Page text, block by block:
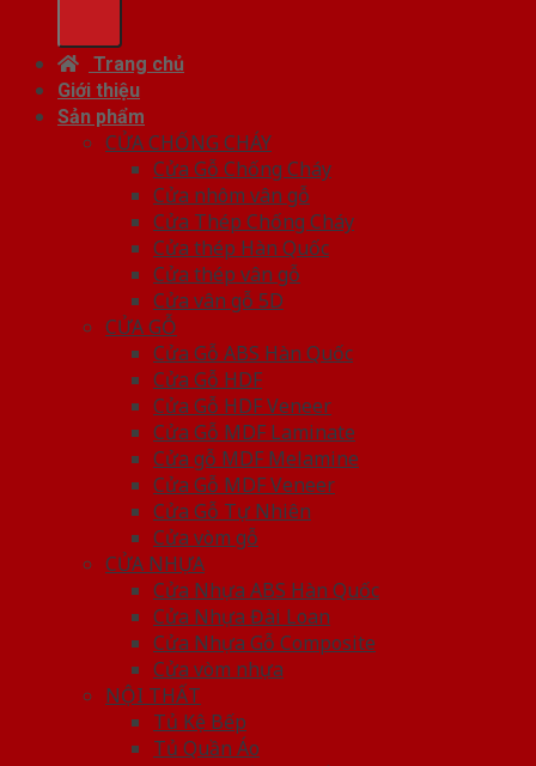
Trang chủ
Giới thiệu
Sản phẩm
CỬA CHỐNG CHÁY
Cửa Gỗ Chống Cháy
Cửa nhôm vân gỗ
Cửa Thép Chống Cháy
Cửa thép Hàn Quốc
Cửa thép vân gỗ
Cửa vân gỗ 5D
CỬA GỖ
Cửa Gỗ ABS Hàn Quốc
Cửa Gỗ HDF
Cửa Gỗ HDF Veneer
Cửa Gỗ MDF Laminate
Cửa gỗ MDF Melamine
Cửa Gỗ MDF Veneer
Cửa Gỗ Tự Nhiên
Cửa vòm gỗ
CỬA NHỰA
Cửa Nhựa ABS Hàn Quốc
Cửa Nhựa Đài Loan
Cửa Nhựa Gỗ Composite
Cửa vòm nhựa
NỘI THẤT
Tủ Kệ Bếp
Tủ Quần Áo